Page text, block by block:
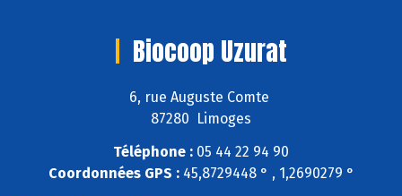
Biocoop Uzurat
6, rue Auguste Comte
87280 Limoges
Téléphone : 05 44 22 94 90
Coordonnées GPS :45,8729448 ° , 1,2690279 °